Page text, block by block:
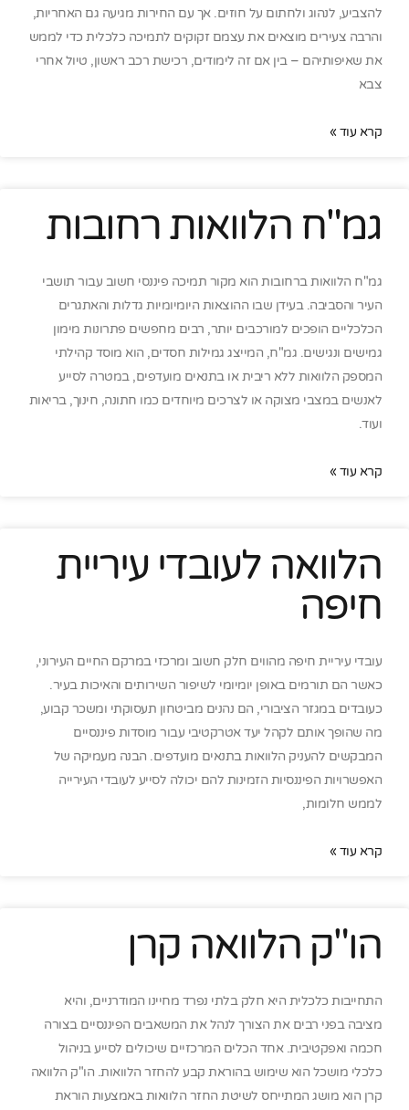
להצביע, לנהוג ולחתום על חוזים. אך עם החירות מגיעה גם האחריות,
והרבה צעירים מוצאים את עצמם זקוקים לתמיכה כלכלית כדי לממש
את שאיפותיהם – בין אם זה לימודים, רכישת רכב ראשון, טיול אחרי
צבא
קרא עוד »
גמ"ח הלוואות רחובות
גמ"ח הלוואות ברחובות הוא מקור תמיכה פיננסי חשוב עבור תושבי
העיר והסביבה. בעידן שבו ההוצאות היומיומיות גדלות והאתגרים
הכלכליים הופכים למורכבים יותר, רבים מחפשים פתרונות מימון
גמישים ונגישים. גמ"ח, המייצג גמילות חסדים, הוא מוסד קהילתי
המספק הלוואות ללא ריבית או בתנאים מועדפים, במטרה לסייע
לאנשים במצבי מצוקה או לצרכים מיוחדים כמו חתונה, חינוך, בריאות
ועוד.
קרא עוד »
הלוואה לעובדי עיריית
חיפה
עובדי עיריית חיפה מהווים חלק חשוב ומרכזי במרקם החיים העירוני,
כאשר הם תורמים באופן יומיומי לשיפור השירותים והאיכות בעיר.
כעובדים במגזר הציבורי, הם נהנים מביטחון תעסוקתי ומשכר קבוע,
מה שהופך אותם לקהל יעד אטרקטיבי עבור מוסדות פיננסיים
המבקשים להעניק הלוואות בתנאים מועדפים. הבנה מעמיקה של
האפשרויות הפיננסיות הזמינות להם יכולה לסייע לעובדי העירייה
לממש חלומות,
קרא עוד »
הו"ק הלוואה קרן
התחייבות כלכלית היא חלק בלתי נפרד מחיינו המודרניים, והיא
מציבה בפני רבים את הצורך לנהל את המשאבים הפיננסיים בצורה
חכמה ואפקטיבית. אחד הכלים המרכזיים שיכולים לסייע בניהול
כלכלי מושכל הוא שימוש בהוראת קבע להחזר הלוואות. הו"ק הלוואה
קרן הוא מושג המתייחס לשיטת החזר הלוואות באמצעות הוראת